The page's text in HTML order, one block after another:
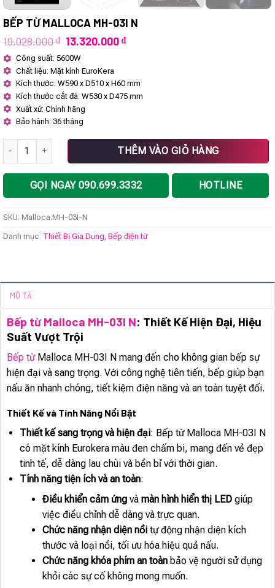
BẾP TỪ MALLOCA MH-03I N
19.028.000₫ Giá
là:
19.028.000 ₫.
13.320.000₫Giá
13.320.000 ₫.
Công suất: 5600W
Chất liệu: Mặt kính EuroKera
Kích thước: W590 x D510 x H60 mm
Kích thước cắt đá: W530 x D475 mm
Xuất xứ: Chính hãng
Bảo hành: 36 tháng
Bếp từ Malloca MH-03I N số lượngTHÊM VÀO GIỎ HÀNG
GỌI NGAY 090.699.3332 HOTLINE
SKU: Malloca.MH-03I-N
Danh mục: Thiết Bị Gia Dụng Bếp điện từ
MÔ TẢ
Bếp từ Malloca MH-03I N: Thiết Kế Hiện Đại, Hiệu
Suất Vượt Trội
Bếp từMalloca MH-03I N mang đến cho không gian bếp sự
hiện đại và sang trọng. Với công nghệ tiên tiến, bếp giúp bạn
nấu ăn nhanh chóng, tiết kiệm điện năng và an toàn tuyệt đối.
Thiết Kế và Tính Năng Nổi Bật
Thiết kế sang trọng và hiện đại: Bếp từ Malloca MH-03I N
có mặt kính Eurokera màu đen chấm bi, mang đến vẻ đẹp
tinh tế, dễ dàng lau chùi và bền bỉ với thời gian.
Tính năng tiện ích và an toàn:
Điều khiển cảm ứngvà màn hình hiển thị LEDgiúp
việc điều chỉnh dễ dàng và trực quan.
Chức năng nhận diện nồitự động nhận diện kích
thước và loại nồi, tối ưu hóa hiệu quả nấu.
Chức năng khóa phím an toànbảo vệ người sử dụng
khỏi các sự cố không mong muốn.